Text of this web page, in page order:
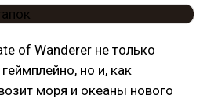
of Wanderer не только
но и, как
моря и океаны нового